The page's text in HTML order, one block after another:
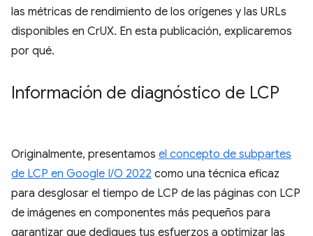
las métricas de rendimiento de los orígenes y las URLs
disponibles en CrUX. En esta publicación, explicaremos
por qué.
Información de diagnóstico de LCP
Originalmente, presentamos el concepto de subpartes
de LCP en Google I/O 2022 como una técnica eficaz
para desglosar el tiempo de LCP de las páginas con LCP
de imágenes en componentes más pequeños para
garantizar que dediques tus esfuerzos a optimizar las